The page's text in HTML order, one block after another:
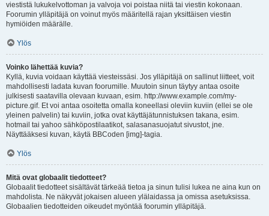
viestistä lukukelvottoman ja valvoja voi poistaa niitä tai viestin kokonaan.
Foorumin ylläpitäjä on voinut myös määritellä rajan yksittäisen viestin
hymiöiden määrälle.
Ylös
Voinko lähettää kuvia?
Kyllä, kuvia voidaan käyttää viesteissäsi. Jos ylläpitäjä on sallinut liitteet, voit
mahdollisesti ladata kuvan foorumille. Muutoin sinun täytyy antaa osoite
julkisesti saatavilla olevaan kuvaan, esim. http://www.example.com/my-
picture.gif. Et voi antaa osoitetta omalla koneellasi oleviin kuviin (ellei se ole
yleinen palvelin) tai kuviin, jotka ovat käyttäjätunnistuksen takana, esim.
hotmail tai yahoo sähköpostilaatikot, salasanasuojatut sivustot, jne.
Näyttääksesi kuvan, käytä BBCoden [img]-tagia.
Ylös
Mitä ovat globaalit tiedotteet?
Globaalit tiedotteet sisältävät tärkeää tietoa ja sinun tulisi lukea ne aina kun on
mahdolista. Ne näkyvät jokaisen alueen ylälaidassa ja omissa asetuksissa.
Globaalien tiedotteiden oikeudet myöntää foorumin ylläpitäjä.